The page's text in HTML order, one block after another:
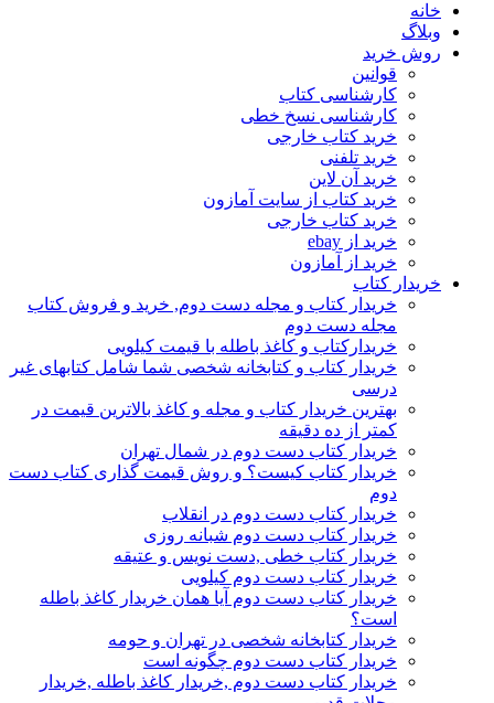
خانه
وبلاگ
روش خرید
قوانین
کارشناسی کتاب
کارشناسی نسخ خطی
خرید کتاب خارجی
خرید تلفنی
خرید آن لاین
خرید کتاب از سایت آمازون
خرید کتاب خارجی
خرید از ebay
خرید از آمازون
خریدار کتاب
خریدار کتاب و مجله دست دوم, خرید و فروش کتاب
مجله دست دوم
خریدارکتاب و کاغذ باطله با قیمت کیلویی
خریدار کتاب و کتابخانه شخصی شما شامل کتابهای غیر
درسی
بهترین خریدار کتاب و مجله و کاغذ بالاترین قیمت در
کمتر از ده دقیقه
خریدار کتاب دست دوم در شمال تهران
خریدار کتاب کیست؟ و روش قیمت گذاری کتاب دست
دوم
خریدار کتاب دست دوم در انقلاب
خریدار کتاب دست دوم شبانه روزی
خریدار کتاب خطی ,دست نویس و عتیقه
خریدار کتاب دست دوم کیلویی
خریدار کتاب دست دوم آیا همان خریدار کاغذ باطله
است؟
خریدار کتابخانه شخصی در تهران و حومه
خریدار کتاب دست دوم چگونه است
خریدار کتاب دست دوم ,خریدار کاغذ باطله ,خریدار